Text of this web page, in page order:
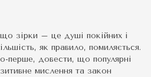
зірки – це душі покійних і
як правило, помиляється.
перше, довести, що популярні
мислення та закон